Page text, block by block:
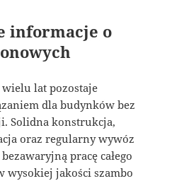
informacje o
wielu lat pozostaje
dla budynków bez
Solidna konstrukcja,
oraz regularny wywóz
pracę całego
wysokiej jakości szambo